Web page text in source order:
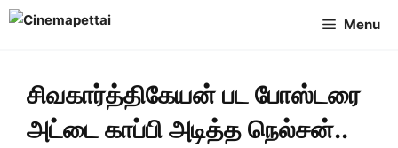
Skip
Menu
சிவகார்த்திகேயன் பட போஸ்டரை
அட்டை காப்பி அடித்த நெல்சன்..